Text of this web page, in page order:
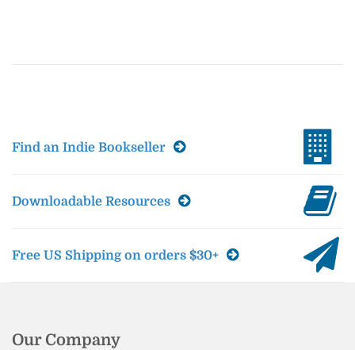
Find an Indie Bookseller
Downloadable Resources
Free US Shipping on orders $30+
Our Company